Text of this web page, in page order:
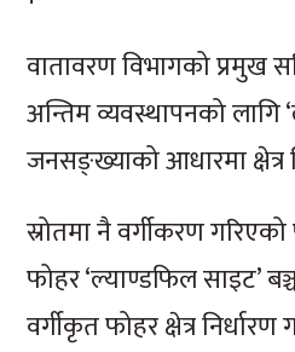
वातावरण विभागको प्रमुख
अन्तिम व्यवस्थापनको लागि
जनसङ्ख्याको आधारमा क्षेत्र
स्रोतमा नै वर्गीकरण
फोहर ‘ल्याण्डफिल साइट’
वर्गीकृत फोहर क्षेत्र